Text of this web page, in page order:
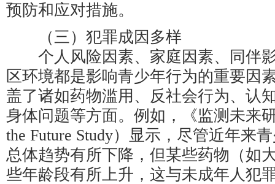
预防和应对措施。
（三）犯罪成因多样
个人风险因素、家庭因素、同伴
区环境都是影响青少年行为的重要因
盖了诸如药物滥用、反社会行为、认
身体问题等方面。例如，《监测未来
the Future Study）显示，尽管近年来
总体趋势有所下降，但某些药物（如
些年龄段有所上升，这与未成年人犯